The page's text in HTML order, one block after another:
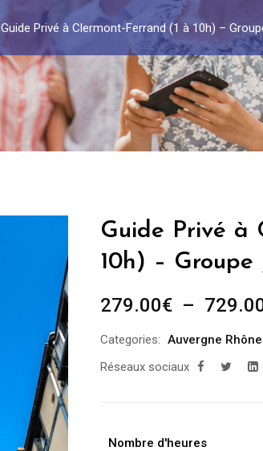
Guide Privé à Clermont-Ferrand (1 à 10h) –
Guide Privé à
10h) – Groupe
279.00€ –
Categories: Auvergne
Réseaux sociaux
Nombre d'heures